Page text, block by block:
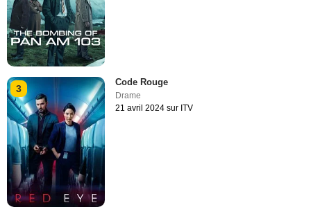
3
Code Rouge
Drame
21 avril 2024 sur ITV